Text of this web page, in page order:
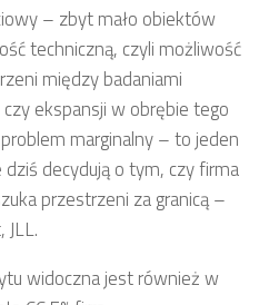
– zbyt mało obiektów
techniczną, czyli możliwość
między badaniami
ekspansji w obrębie tego
marginalny – to jeden
decydują o tym, czy firma
przestrzeni za granicą –
widoczna jest również w